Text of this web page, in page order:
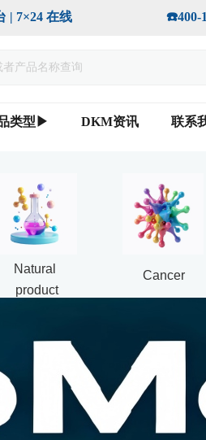
在线                             ☎️400-
类型▶ DKM资讯 联系
Natural
product
Cancer